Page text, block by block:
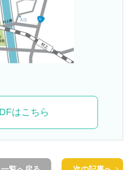
はこちら